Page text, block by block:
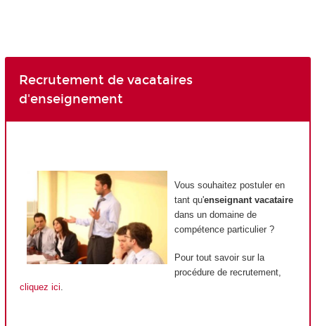
Recrutement de vacataires
d'enseignement
Vous souhaitez postuler en
tant qu'enseignant vacataire
dans un domaine de
compétence particulier ?
Pour tout savoir sur la
procédure de recrutement,
cliquez ici.